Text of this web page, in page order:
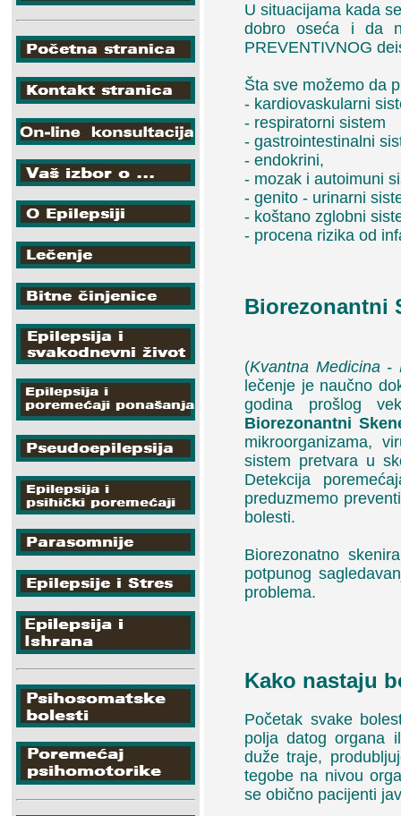
U situacijama kada
dobro oseća i da
PREVENTIVNOG
Šta sve možemo da
- kardiovaskularni
- respiratorni sistem
- gastrointestinalni
- endokrini,
- mozak i autoimuni
- genito - urinarni
- koštano zglobni
- procena rizika od
Biorezonantni
(Kvantna Medicina
lečenje je naučno
godina prošlog
Biorezonantni
mikroorganizama,
sistem pretvara u
Detekcija
preduzmemo
bolesti.
Biorezonatno
potpunog
problema.
Kako nastaju
Početak svake
polja datog organa
duže traje,
tegobe na nivou
se obično pacijenti